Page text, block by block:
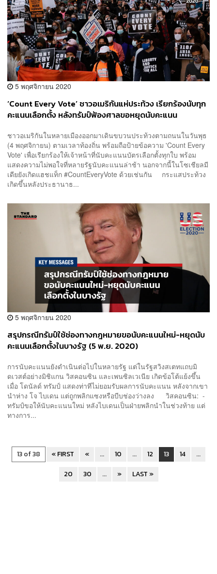
5 พฤศจิกายน 2020
‘Count Every Vote’ ชาวอเมริกันแห่ประท้วง เรียกร้องนับทุก
คะแนนเลือกตั้ง หลังทรัมป์ฟ้องศาลขอหยุดนับคะแนน
ชาวอเมริกันในหลายเมืองออกมาเดินขบวนประท้วงตามถนนในวันพุธ
(4 พฤศจิกายน) ตามเวลาท้องถิ่น พร้อมถือป้ายข้อความ 'Count Every
Vote' เพื่อเรียกร้องให้เจ้าหน้าที่นับคะแนนบัตรเลือกตั้งทุกใบ พร้อม
แสดงความไม่พอใจที่หลายรัฐนับคะแนนล่าช้า นอกจากนี้ในโซเชียลมี
เดียยังเกิดแฮชแท็ก #CountEveryVote ด้วยเช่นกัน กระแสประท้วง
เกิดขึ้นหลังประธานาธ...
5 พฤศจิกายน 2020
สรุปกรณีทรัมป์ใช้ช่องทางกฎหมายขอนับคะแนนใหม่-หยุดนับ
คะแนนเลือกตั้งในบางรัฐ (5 พ.ย. 2020)
การนับคะแนนยังดำเนินต่อไปในหลายรัฐ แต่ในรัฐสวิงสเตทแถบมิ
ดเวสต์อย่างมิชิแกน วิสคอนซิน และเพนซิลเวเนีย เกิดข้อโต้แย้งขึ้น
เมื่อ โดนัลด์ ทรัมป์ แสดงท่าทีไม่ยอมรับผลการนับคะแนน หลังจากเขา
นำห่าง โจ ไบเดน แต่ถูกพลิกแซงหรือบีบช่องว่างลง วิสคอนซิน: -
ทรัมป์ขอให้นับคะแนนใหม่ หลังไบเดนเป็นฝ่ายพลิกนำในช่วงท้าย แต่
ทางการ...
13 of 38 « FIRST « ... 10 ... 12 13 14
...
20
30 ... » LAST »